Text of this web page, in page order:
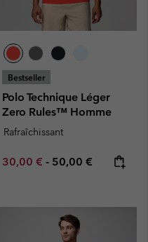
Bestseller
Polo Technique Léger
Zero Rules™ Homme
Rafraîchissant
Minimum sale price:
30,00 € - Maximum price:
50,00 €